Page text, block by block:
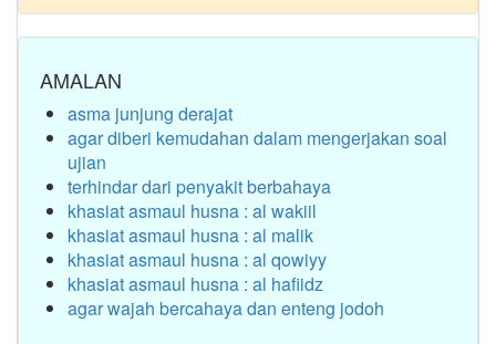
AMALAN
asma junjung derajat
agar diberi kemudahan dalam mengerjakan soal
ujian
terhindar dari penyakit berbahaya
khasiat asmaul husna : al wakiil
khasiat asmaul husna : al malik
khasiat asmaul husna : al qowiyy
khasiat asmaul husna : al hafiidz
agar wajah bercahaya dan enteng jodoh